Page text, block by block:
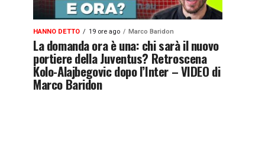
HANNO DETTO 19 ore ago Marco Baridon
La domanda ora è una: chi sarà il nuovo
portiere della Juventus? Retroscena
Kolo-Alajbegovic dopo l’Inter – VIDEO di
Marco Baridon